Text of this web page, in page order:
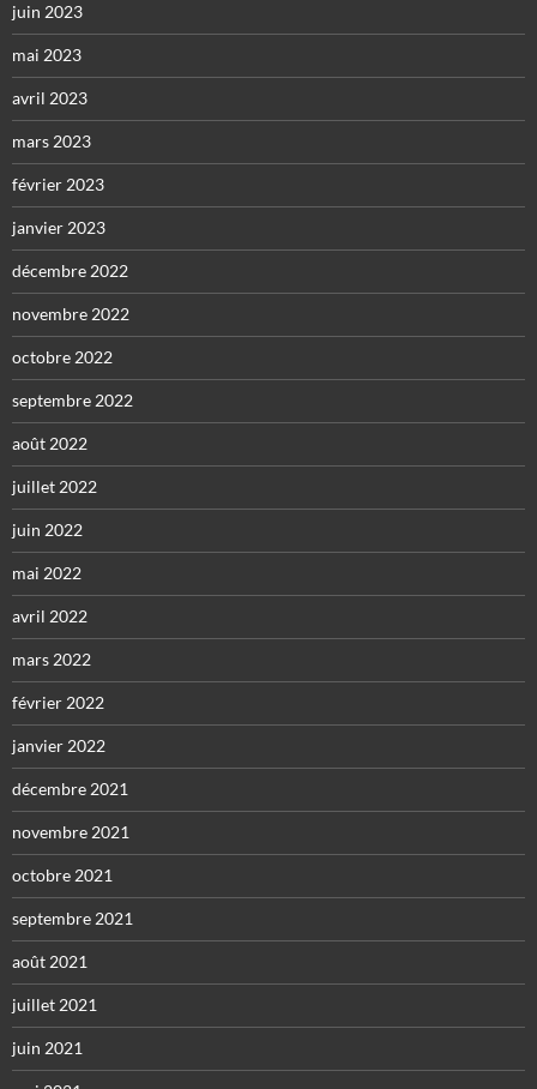
juin 2023
mai 2023
avril 2023
mars 2023
février 2023
janvier 2023
décembre 2022
novembre 2022
octobre 2022
septembre 2022
août 2022
juillet 2022
juin 2022
mai 2022
avril 2022
mars 2022
février 2022
janvier 2022
décembre 2021
novembre 2021
octobre 2021
septembre 2021
août 2021
juillet 2021
juin 2021